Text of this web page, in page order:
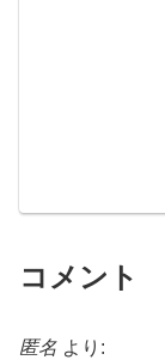
コメント
匿名 より: